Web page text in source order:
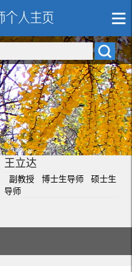
王立达
副教授 博士生导师 硕士生
导师